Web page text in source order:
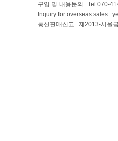
구입 및 내용문의 : Tel 070-
Inquiry for overseas sales :
통신판매신고 : 제2013-서울